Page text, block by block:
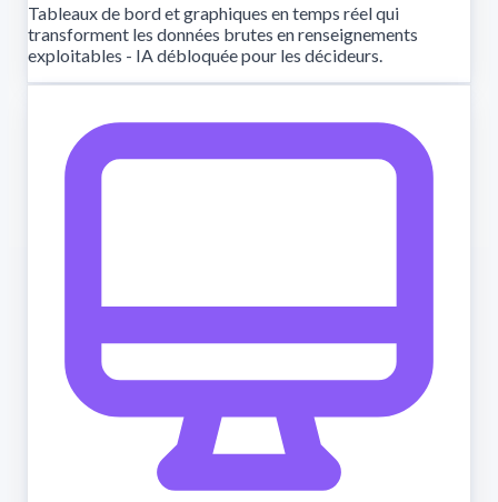
Tableaux de bord et graphiques en temps réel qui
transforment les données brutes en renseignements
exploitables - IA débloquée pour les décideurs.